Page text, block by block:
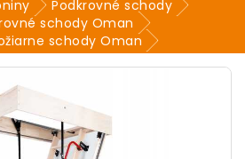
Podkrovné schody
schody Oman
schody Oman